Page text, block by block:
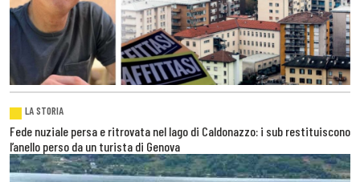
LA STORIA
Fede nuziale persa e ritrovata nel lago di Caldonazzo: i sub restituiscono
l’anello perso da un turista di Genova